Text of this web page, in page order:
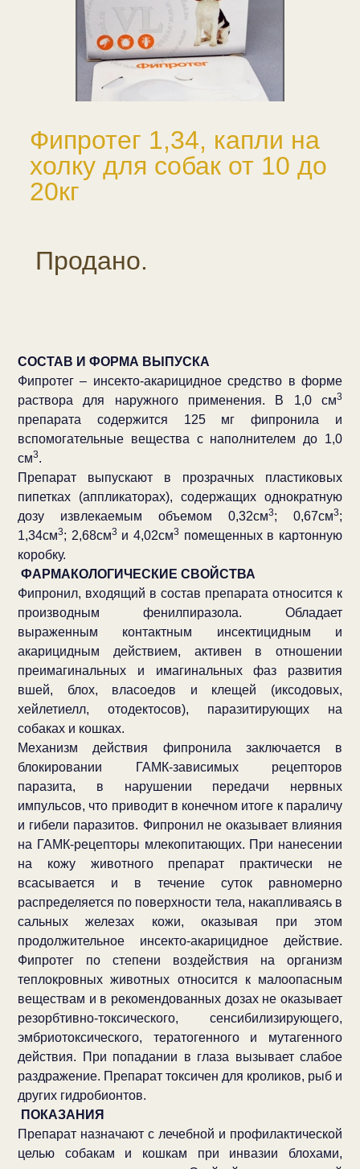
Фипротег 1,34, капли на
холку для собак от 10 до
20кг
Продано.
СОСТАВ И ФОРМА ВЫПУСКА
Фипротег – инсекто-акарицидное средство в форме
раствора для наружного применения. В 1,0 см3
препарата содержится 125 мг фипронила и
вспомогательные вещества с наполнителем до 1,0
см3.
Препарат выпускают в прозрачных пластиковых
пипетках (аппликаторах), содержащих однократную
дозу извлекаемым объемом 0,32см3; 0,67см3;
1,34см3; 2,68см3 и 4,02см3 помещенных в картонную
коробку.
ФАРМАКОЛОГИЧЕСКИЕ СВОЙСТВА
Фипронил, входящий в состав препарата относится к
производным фенилпиразола. Обладает
выраженным контактным инсектицидным и
акарицидным действием, активен в отношении
преимагинальных и имагинальных фаз развития
вшей, блох, власоедов и клещей (иксодовых,
хейлетиелл, отодектосов), паразитирующих на
собаках и кошках.
Механизм действия фипронила заключается в
блокировании ГАМК-зависимых рецепторов
паразита, в нарушении передачи нервных
импульсов, что приводит в конечном итоге к параличу
и гибели паразитов. Фипронил не оказывает влияния
на ГАМК-рецепторы млекопитающих. При нанесении
на кожу животного препарат практически не
всасывается и в течение суток равномерно
распределяется по поверхности тела, накапливаясь в
сальных железах кожи, оказывая при этом
продолжительное инсекто-акарицидное действие.
Фипротег по степени воздействия на организм
теплокровных животных относится к малоопасным
веществам и в рекомендованных дозах не оказывает
резорбтивно-токсического, сенсибилизирующего,
эмбриотоксического, тератогенного и мутагенного
действия. При попадании в глаза вызывает слабое
раздражение. Препарат токсичен для кроликов, рыб и
других гидробионтов.
ПОКАЗАНИЯ
Препарат назначают с лечебной и профилактической
целью собакам и кошкам при инвазии блохами,